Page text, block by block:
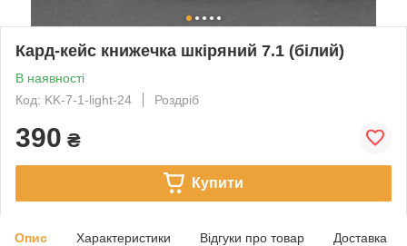
Кард-кейс книжечка шкіряний 7.1 (білий)
В наявності
Код: KK-7-1-light-24
Роздріб
390 ₴
Купити
Опис Характеристики Відгуки про товар Доставка